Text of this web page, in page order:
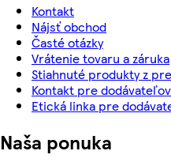
Kontakt
Nájsť obchod
Časté otázky
Vrátenie tovaru a záruka
Stiahnuté produkty z
Kontakt pre dodávateľov
Etická linka pre
Naša ponuka